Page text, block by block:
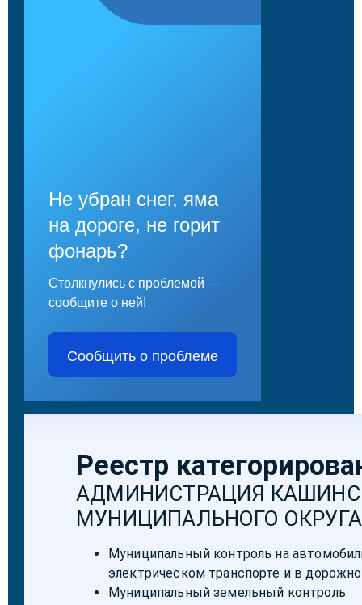
Не убран снег, яма
на дороге, не горит
фонарь?
Столкнулись с проблемой —
сообщите о ней!
Сообщить о проблеме